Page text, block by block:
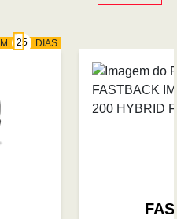
DIAS